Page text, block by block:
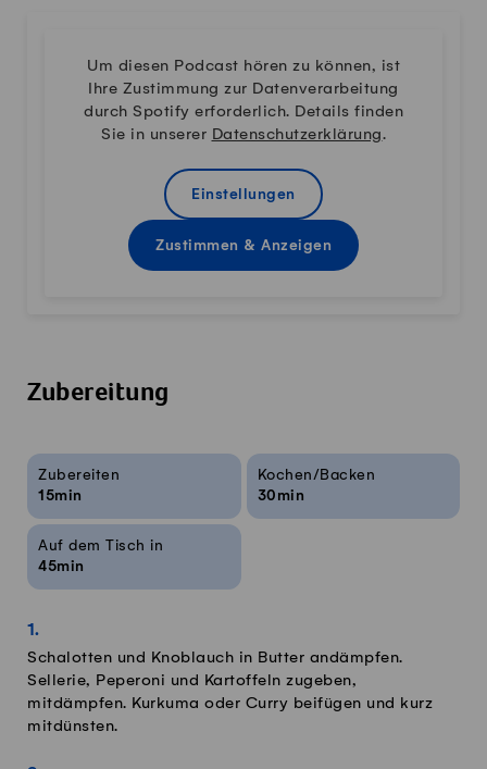
Um diesen Podcast hören zu können, ist
Ihre Zustimmung zur Datenverarbeitung
durch Spotify erforderlich. Details finden
Sie in unserer Datenschutzerklärung.
Einstellungen
Zustimmen & Anzeigen
Zubereitung
Rezeptinfos
Zubereiten
15min
Kochen/Backen
30min
Auf dem Tisch in
45min
Schalotten und Knoblauch in Butter andämpfen.
Sellerie, Peperoni und Kartoffeln zugeben,
mitdämpfen. Kurkuma oder Curry beifügen und kurz
mitdünsten.